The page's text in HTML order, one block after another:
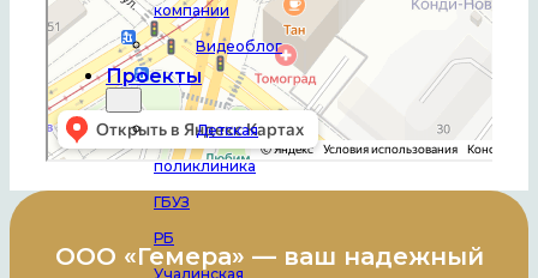
компании
Видеоблог
Проекты
Детская
поликлиника
ГБУЗ
РБ
Учалинская
ООО «Гемера» — ваш надежный